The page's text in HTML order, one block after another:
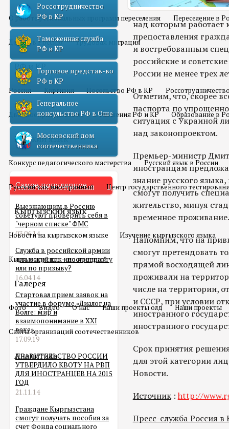
О работе региональных программ переселения Переселение в
Домой в Россию Трудовая миграция
РФ и КР
Россия Киргизия Посольство РФ в КР
Двойное гражданство Отношения РФ и КР Образование в
Русский язык
Конкурс педагогического мастерства Русский язык в России
Русский как иностранный Центр государственного
Кыргызский язык
Новости на кыргызском языке Изучение кыргызского языка
Кыргызский как иностранный
Галерея
Фото Видео О нас Наши проекты олд Наши проекты
Сайты организаций соотечественников
Аналитика
Россотрудничество
РФ в КР
Таможенная служба
РФ в КР
Торговое представ-во
РФ в КР
Генеральное
консульство РФ в Оше
Московский дом
соотечественника
Самое популярное
Выезжающим в Россию
советуют проверить себя в
"черном списке" ФМС
03.06.14
Служба в российской армии
для мигранта – по контракту
или по призыву?
16.04.14
Стартовал прием заявок на
участие в форуме «Диалог на
Волге: мир и
взаимопонимание в XXI
веке»
17.09.19
ПРАВИТЕЛЬСТВО РОССИИ
УТВЕРДИЛО КВОТУ НА РВП
ДЛЯ ИНОСТРАНЦЕВ НА 2015
ГОД
21.11.14
Граждане Кыргызстана
смогут получать пособия за
счет Фонда социального
над которым работает
предоставления
и востребованным
российские и
России не менее трех
Отметим, что, скорее
паспорта по
ситуация с Украиной
над законопроектом.
Премьер-министр
иностранцам
знание русского
смогут получить
жительство, минуя
временное проживание.
Напомним, что на
смогут претендовать
прямой восходящей
проживали на
числе на территории,
и СССР, при условии
иностранного
иностранного
Срок принятия
для этой категории
Новости.
Источник: http://
Пресс-служба Россия в